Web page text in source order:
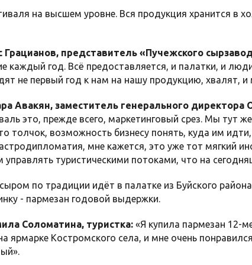
на высшем уровне. Вся продукция хранится в
Грацианов, представитель «Пучежского
каждый год. Всё предоставляется, и палатки, и
не первый год к нам на нашу продукцию, хвалят, и
Авакян, заместитель генерального директора
это, прежде всего, маркетинговый срез. Мы тут
толчок, возможность бизнесу понять, куда им
мне кажется, это уже тот мягкий
туристическими потоками, что на
по традиции идёт в палатке из Буйского
- пармезан годовой выдержки.
Соломатина, туристка: «Я купила пармезан 12-
ярмарке Костромского села, и мне очень